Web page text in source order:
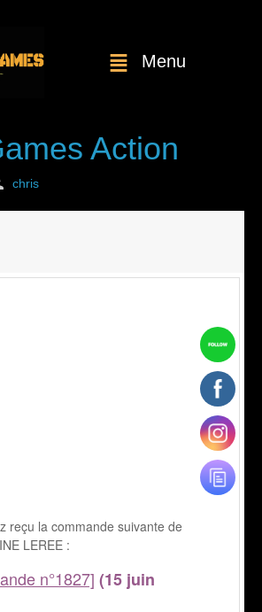
Menu
Action
chris
reçu la commande suivante de
LEREE :
n°1827] (15 juin